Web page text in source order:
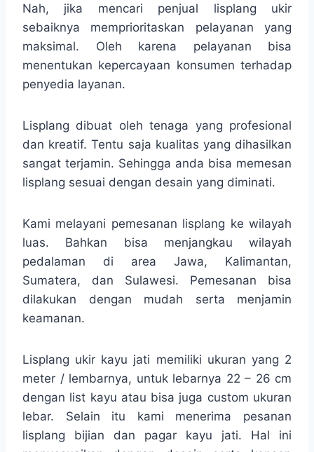
Nah, jika mencari penjual lisplang ukir
sebaiknya memprioritaskan pelayanan yang
maksimal. Oleh karena pelayanan bisa
menentukan kepercayaan konsumen terhadap
penyedia layanan.
Lisplang dibuat oleh tenaga yang profesional
dan kreatif. Tentu saja kualitas yang dihasilkan
sangat terjamin. Sehingga anda bisa memesan
lisplang sesuai dengan desain yang diminati.
Kami melayani pemesanan lisplang ke wilayah
luas. Bahkan bisa menjangkau wilayah
pedalaman di area Jawa, Kalimantan,
Sumatera, dan Sulawesi. Pemesanan bisa
dilakukan dengan mudah serta menjamin
keamanan.
Lisplang ukir kayu jati memiliki ukuran yang 2
meter / lembarnya, untuk lebarnya 22 – 26 cm
dengan list kayu atau bisa juga custom ukuran
lebar. Selain itu kami menerima pesanan
lisplang bijian dan pagar kayu jati. Hal ini